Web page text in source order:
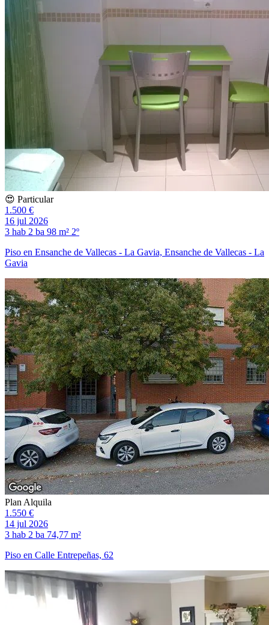
😍 Particular
1.500 €
16 jul 2026
3 hab 2 ba 98 m² 2º
Piso en Ensanche de Vallecas - La Gavia, Ensanche de Vallecas - La
Gavia
Plan Alquila
1.550 €
14 jul 2026
3 hab 2 ba 74,77 m²
Piso en Calle Entrepeñas, 62